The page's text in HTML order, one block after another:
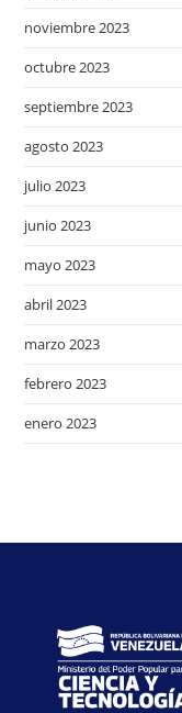
noviembre 2023
octubre 2023
septiembre 2023
agosto 2023
julio 2023
junio 2023
mayo 2023
abril 2023
marzo 2023
febrero 2023
enero 2023